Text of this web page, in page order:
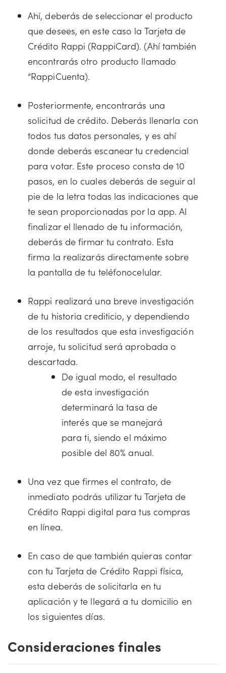
Ahí, deberás de seleccionar el producto
que desees, en este caso la Tarjeta de
Crédito Rappi (RappiCard). (Ahí también
encontrarás otro producto llamado
“RappiCuenta).
Posteriormente, encontrarás una
solicitud de crédito. Deberás llenarla con
todos tus datos personales, y es ahí
donde deberás escanear tu credencial
para votar. Este proceso consta de 10
pasos, en lo cuales deberás de seguir al
pie de la letra todas las indicaciones que
te sean proporcionadas por la app. Al
finalizar el llenado de tu información,
deberás de firmar tu contrato. Esta
firma la realizarás directamente sobre
la pantalla de tu teléfonocelular.
Rappi realizará una breve investigación
de tu historia crediticio, y dependiendo
de los resultados que esta investigación
arroje, tu solicitud será aprobada o
descartada.
De igual modo, el resultado
de esta investigación
determinará la tasa de
interés que se manejará
para ti, siendo el máximo
posible del 80% anual.
Una vez que firmes el contrato, de
inmediato podrás utilizar tu Tarjeta de
Crédito Rappi digital para tus compras
en línea.
En caso de que también quieras contar
con tu Tarjeta de Crédito Rappi física,
esta deberás de solicitarla en tu
aplicación y te llegará a tu domicilio en
los siguientes días.
Consideraciones finales